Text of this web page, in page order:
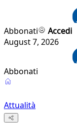
Abbonati
Accedi
August 7, 2026
Abbonati
Attualità